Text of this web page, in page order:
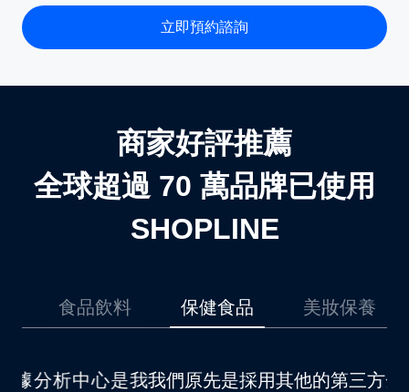
立即預約諮詢
商家好評推薦
全球超過 70 萬品牌已使用
SHOPLINE
食品飲料 保健食品 美妝保養
我們原先是採用其他的第三方金流，在使用上